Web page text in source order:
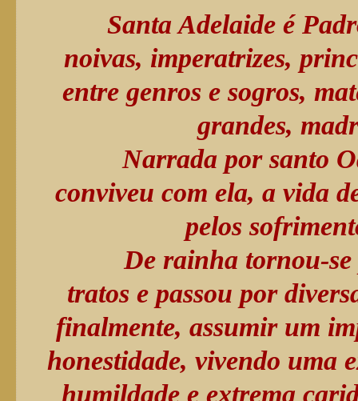
Santa Adelaide é
noivas, imperatrizes,
entre genros e sogros,
grandes,
Narrada por santo
conviveu com ela, a vida
pelos
De rainha tornou-
tratos e passou por
finalmente, assumir um
honestidade, vivendo uma
humildade e extrema